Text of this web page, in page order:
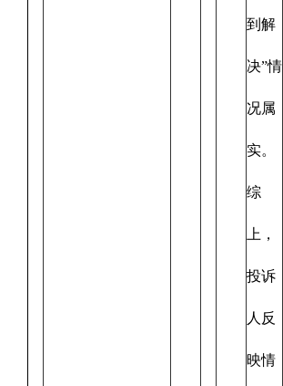
到解
决”情
况属
实。
综
上，
投诉
人反
映情